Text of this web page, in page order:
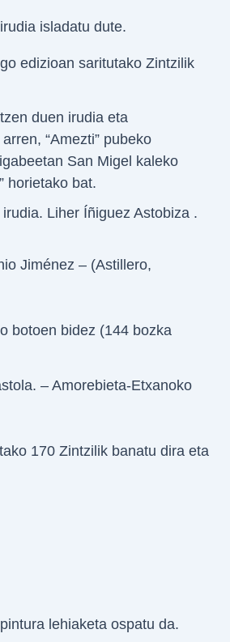
isladatu dute.
edizioan saritutako Zintzilik
duen irudia eta
“Amezti” pubeko
San Migel kaleko
horietako bat.
Liher Íñiguez Astobiza .
Jiménez – (Astillero,
botoen bidez (144 bozka
– Amorebieta-Etxanoko
170 Zintzilik banatu dira eta
lehiaketa ospatu da.